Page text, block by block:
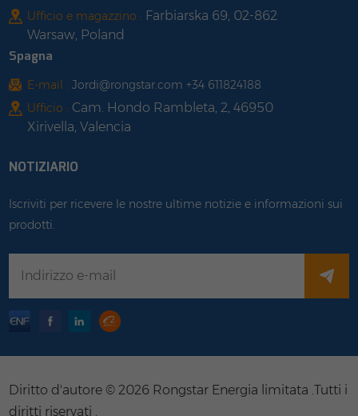
Ufficio e magazzino : Farbiarska 69, 02-862
Warsaw, Poland
Spagna
E-mail : Jordi@rongstar.com +34 611824188
Ufficio : Cam. Hondo Rambleta, 2, 46950
Xirivella, Valencia
NOTIZIARIO
Iscriviti per ricevere le nostre ultime notizie e informazioni sui
prodotti.
Diritto d'autore © 2026 Rongstar Energia limitata .Tutti i
diritti riservati .